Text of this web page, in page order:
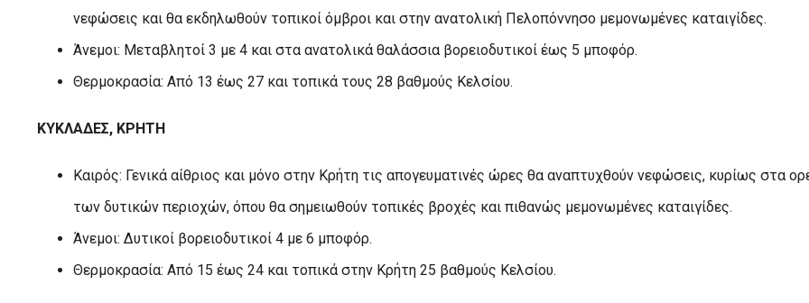
νεφώσεις και θα εκδηλωθούν τοπικοί όμβροι και στην ανατολική Πελοπόννησο μεμονωμένες καταιγίδες.
Άνεμοι: Μεταβλητοί 3 με 4 και στα ανατολικά θαλάσσια βορειοδυτικοί έως 5 μποφόρ.
Θερμοκρασία: Από 13 έως 27 και τοπικά τους 28 βαθμούς Κελσίου.
ΚΥΚΛΑΔΕΣ, ΚΡΗΤΗ
Καιρός: Γενικά αίθριος και μόνο στην Κρήτη τις απογευματινές ώρες θα αναπτυχθούν νεφώσεις, κυρίως στα
των δυτικών περιοχών, όπου θα σημειωθούν τοπικές βροχές και πιθανώς μεμονωμένες καταιγίδες.
Άνεμοι: Δυτικοί βορειοδυτικοί 4 με 6 μποφόρ.
Θερμοκρασία: Από 15 έως 24 και τοπικά στην Κρήτη 25 βαθμούς Κελσίου.